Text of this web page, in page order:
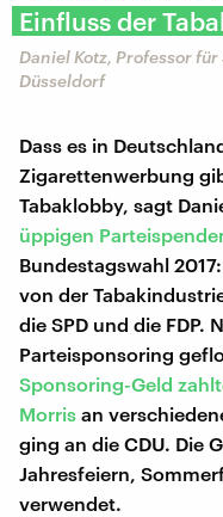
Einfluss der
Daniel Kotz, Professor
Düsseldorf
Dass es in
Zigarettenwerbung
Tabaklobby, sagt
üppigen
Bundestagswahl
von der
die SPD und die FDP.
Parteisponsoring
Sponsoring-Geld
Morris an
ging an die CDU. Die
Jahresfeiern,
verwendet.